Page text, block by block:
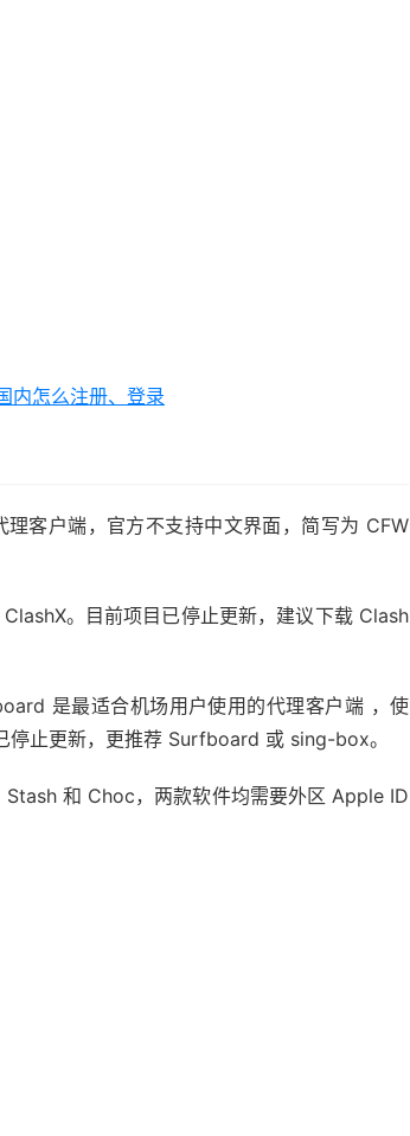
内怎么注册、登录
客户端，官方不支持中文界面，简写为 CFW
。目前项目已停止更新，建议下载 Clash
是最适合机场用户使用的代理客户端 ，使
停止更新，更推荐 Surfboard 或 sing-box。
和 Choc，两款软件均需要外区 Apple ID